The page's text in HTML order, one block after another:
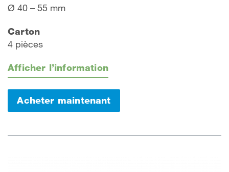
Ø 40 – 55 mm
Carton
4 pièces
Afficher l’information
Acheter maintenant